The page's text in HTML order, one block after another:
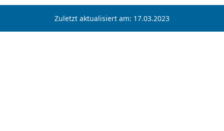
Zuletzt aktualisiert am: 17.03.2023